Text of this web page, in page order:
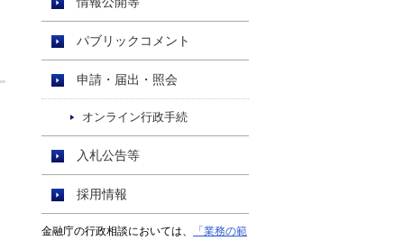
パブリックコメント
申請・届出・照会
オンライン行政手続
入札公告等
採用情報
金融庁の行政相談においては、
「業務の範